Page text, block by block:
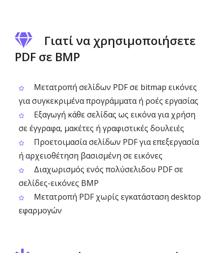
Γιατί να χρησιμοποιήσετε
PDF σε BMP
Μετατροπή σελίδων PDF σε bitmap εικόνες
για συγκεκριμένα προγράμματα ή ροές εργασίας
Εξαγωγή κάθε σελίδας ως εικόνα για χρήση
σε έγγραφα, μακέτες ή γραφιστικές δουλειές
Προετοιμασία σελίδων PDF για επεξεργασία
ή αρχειοθέτηση βασισμένη σε εικόνες
Διαχωρισμός ενός πολύσελιδου PDF σε
σελίδες-εικόνες BMP
Μετατροπή PDF χωρίς εγκατάσταση desktop
εφαρμογών